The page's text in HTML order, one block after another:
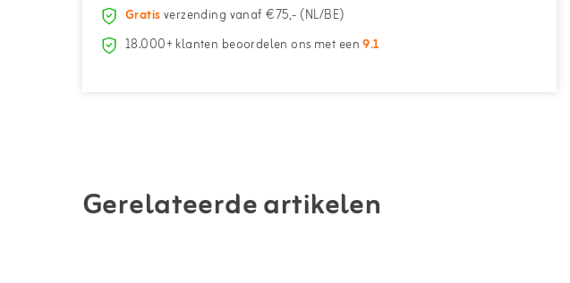
Gratisverzending vanaf €75,- (NL/BE)
18.000+ klanten beoordelen ons met een9.1
Gerelateerde artikelen